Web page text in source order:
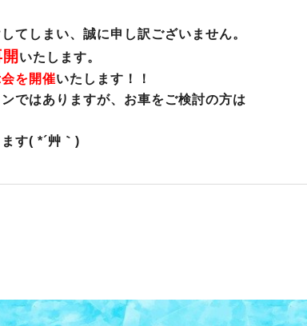
てしまい、誠に申し訳ございません。
いたします。
を開催いたします！！
ではありますが、お車をご検討の方は
す( *´艸｀)